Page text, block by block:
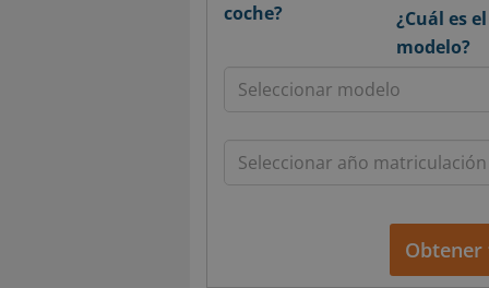
coche?
¿Cuál es el
modelo?
Obtener